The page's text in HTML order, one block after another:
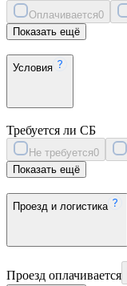
Оплачивается0
Показать ещё
Условия
Требуется ли СБ
Не требуется0
Показать ещё
Проезд и логистика
Проезд оплачивается